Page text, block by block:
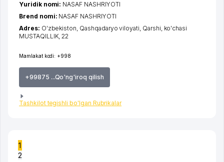
Mamlakat kodi: +998
+99875 ...Qo'ng'iroq qilish
Tashkilot tegishli bo'lgan Rubrikalar
Yuridik nomi: NASAF NASHRIYOTI
Brend nomi: NASAF NASHRIYOTI
Adres: O'zbekiston, Qashqadaryo viloyati, Qarshi, ko'chasi
MUSTAQILLIK, 22
1
2